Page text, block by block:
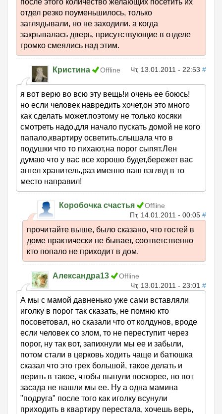
после этого количество желающих посетить их
отдел резко поуменьшилось, только
заглядывали, но не заходили. а когда
закрывалась дверь, присутствующие в отделе
громко смеялись над этим.
Кристина Offline Чт, 13.01.2011 - 22:53 #
я вот верю во всю эту вещь!и очень ее боюсь!
но если человек навредить хочет,он это много
как сделать может.поэтому не только косяки
смотреть надо.для начало пускать домой не кого
папало,квартиру осветить.слышала что в
подушки что то пихают,на порог сыпят.Лен
думаю что у вас все хорошо будет,бережет вас
ангел хранитель,раз именно ваш взгляд в то
место направил!
Коробочка счастья
Offline
Пт, 14.01.2011 - 00:05 #
прочитайте выше, было сказано, что гостей в
доме практически не бывает, соответственно
кто попало не приходит в дом.
Александра13
Offline
Чт, 13.01.2011 - 23:01 #
А мы с мамой давненько уже сами вставляли
иголку в порог так сказать, не помню кто
посоветовал, но сказали что от колдунов, вроде
если человек со злом, то не переступит через
порог, ну так вот, запихнули мы ее и забыли,
потом стали в церковь ходить чаще и батюшка
сказал что это грех большой, такое делать и
верить в такое, чтобы вынули поскорее, но вот
засада не нашли мы ее. Ну а одна мамина
"подруга" после того как иголку всунули
приходить в квартиру перестала, хочешь верь,